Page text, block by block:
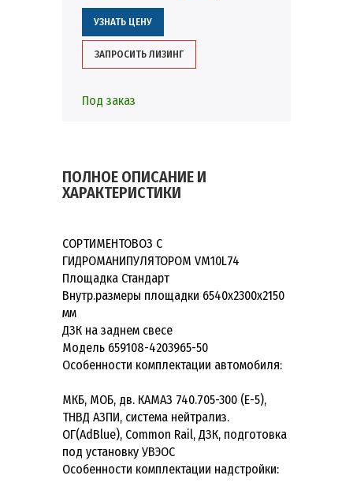
УЗНАТЬ ЦЕНУ
ЗАПРОСИТЬ ЛИЗИНГ
Под заказ
ПОЛНОЕ ОПИСАНИЕ И
ХАРАКТЕРИСТИКИ
СОРТИМЕНТОВОЗ С
ГИДРОМАНИПУЛЯТОРОМ VM10L74
Площадка Стандарт
Внутр.размеры площадки 6540х2300х2150
мм
ДЗК на заднем свесе
Модель 659108-4203965-50
Особенности комплектации автомобиля:
МКБ, МОБ, дв. КАМАЗ 740.705-300 (Е-5),
ТНВД АЗПИ, система нейтрализ.
ОГ(AdBlue), Common Rail, ДЗК, подготовка
под установку УВЭОС
Особенности комплектации надстройки: